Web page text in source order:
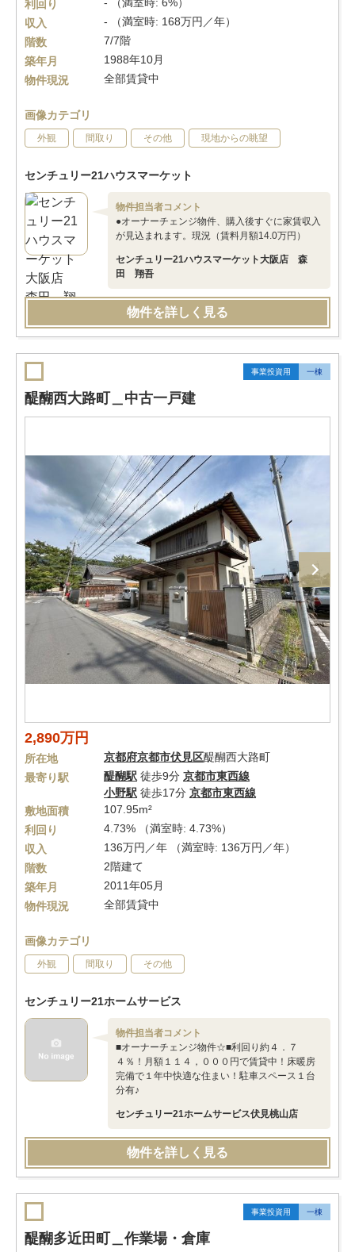
利回り
収入
- （満室時: 168万円／年）
階数
7/7階
築年月
1988年10月
物件現況
全部賃貸中
画像カテゴリ
外観 間取り その他 現地からの眺望
センチュリー21ハウスマーケット
物件担当者コメント
●オーナーチェンジ物件、購入後すぐに家賃収入
が見込まれます。現況（賃料月額14.0万円）
センチュリー21ハウスマーケット大阪店 森
田 翔吾
物件を詳しく見る
事業投資用 一棟
醍醐西大路町＿中古一戸建
2,890万円
所在地 京都府京都市伏見区醍醐西大路町
最寄り駅
醍醐駅 徒歩9分 京都市東西線
小野駅 徒歩17分 京都市東西線
敷地面積
107.95m²
利回り
4.73% （満室時: 4.73%）
収入
136万円／年 （満室時: 136万円／年）
階数
2階建て
築年月
2011年05月
物件現況
全部賃貸中
画像カテゴリ
外観 間取り その他
センチュリー21ホームサービス
物件担当者コメント
■オーナーチェンジ物件☆■利回り約４．７
４％！月額１１４，０００円で賃貸中！床暖房
完備で１年中快適な住まい！駐車スペース１台
分有♪
センチュリー21ホームサービス伏見桃山店
物件を詳しく見る
事業投資用 一棟
醍醐多近田町＿作業場・倉庫